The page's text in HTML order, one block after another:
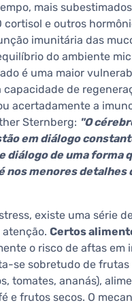
mais
cortisol e outros
imunitária das
do ambiente
é uma maior
capacidade de
acertadamente a
Sternberg: "O
em diálogo
diálogo de uma forma
nos menores detalhes
existe uma série
Certos
o risco de aftas em
se sobretudo de frutas
tomates, ananás),
e frutos secos. O